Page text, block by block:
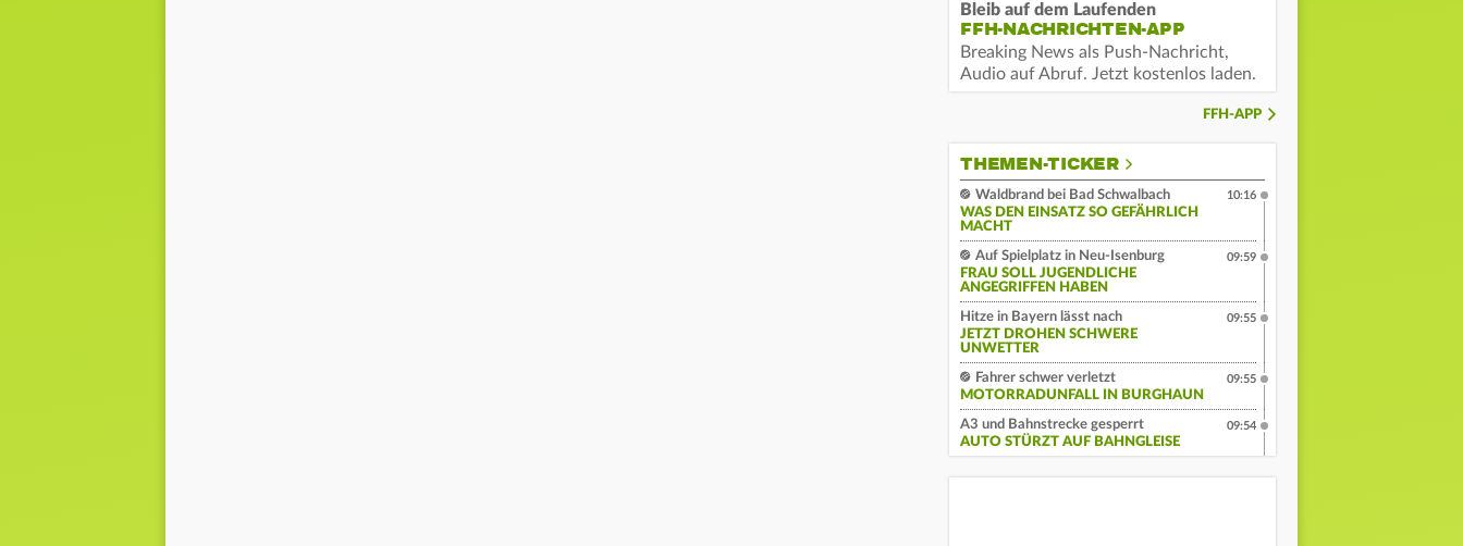
Bleib auf dem Laufenden
FFH-NACHRICHTEN-APP
Breaking News als Push-Nachricht,
Audio auf Abruf. Jetzt kostenlos laden.
FFH-APP
THEMEN-TICKER
Waldbrand bei Bad Schwalbach
WAS DEN EINSATZ SO GEFÄHRLICH
MACHT
10:16
Auf Spielplatz in Neu-Isenburg
FRAU SOLL JUGENDLICHE
ANGEGRIFFEN HABEN
09:59
Hitze in Bayern lässt nach
JETZT DROHEN SCHWERE
UNWETTER
09:55
Fahrer schwer verletzt
MOTORRADUNFALL IN BURGHAUN
09:55
A3 und Bahnstrecke gesperrt
AUTO STÜRZT AUF BAHNGLEISE
09:54